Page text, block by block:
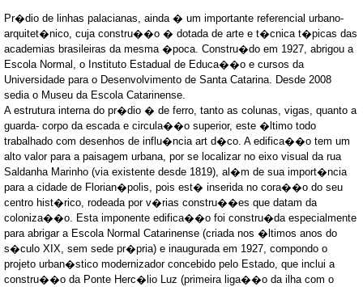
Pr�dio de linhas palacianas, ainda � um importante referencial urbano-
arquitet�nico, cuja constru��o � dotada de arte e t�cnica t�picas das
academias brasileiras da mesma �poca. Constru�do em 1927, abrigou a
Escola Normal, o Instituto Estadual de Educa��o e cursos da
Universidade para o Desenvolvimento de Santa Catarina. Desde 2008
sedia o Museu da Escola Catarinense.
A estrutura interna do pr�dio � de ferro, tanto as colunas, vigas, quanto a
guarda- corpo da escada e circula��o superior, este �ltimo todo
trabalhado com desenhos de influ�ncia art d�co. A edifica��o tem um
alto valor para a paisagem urbana, por se localizar no eixo visual da rua
Saldanha Marinho (via existente desde 1819), al�m de sua import�ncia
para a cidade de Florian�polis, pois est� inserida no cora��o do seu
centro hist�rico, rodeada por v�rias constru��es que datam da
coloniza��o. Esta imponente edifica��o foi constru�da especialmente
para abrigar a Escola Normal Catarinense (criada nos �ltimos anos do
s�culo XIX, sem sede pr�pria) e inaugurada em 1927, compondo o
projeto urban�stico modernizador concebido pelo Estado, que inclui a
constru��o da Ponte Herc�lio Luz (primeira liga��o da ilha com o